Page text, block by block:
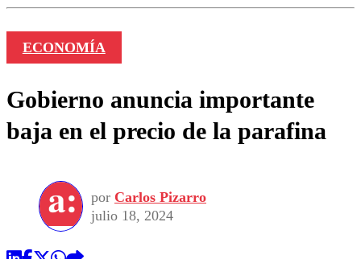
ECONOMÍA
Gobierno anuncia importante
baja en el precio de la parafina
por Carlos Pizarro
julio 18, 2024